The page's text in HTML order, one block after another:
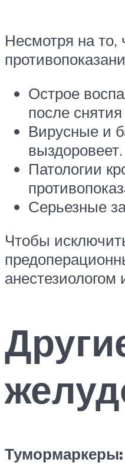
Несмотря на то,
Острое
после
Вирусные и
выздоровеет.
Патологии
Серьезные
Чтобы
анестезиологом